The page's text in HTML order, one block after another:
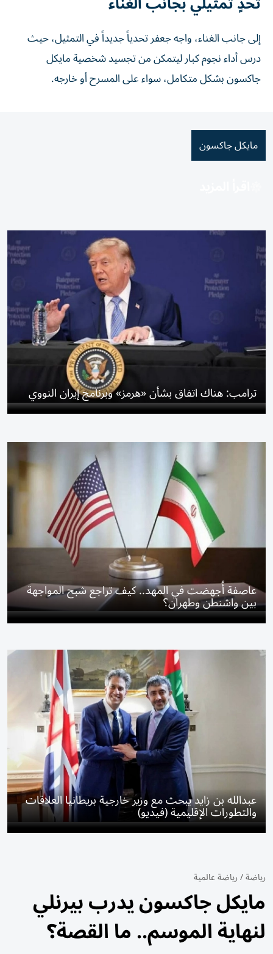
إلى جانب الغناء، واجه جعفر تحدياً جديداً في التمثيل، حيث
درس أداء نجوم كبار ليتمكن من تجسيد شخصية مايكل
جاكسون بشكل متكامل، سواء على المسرح أو خارجه.
مايكل جاكسون
ترامب: هناك اتفاق بشأن «هرمز» وبرنامج إيران النووي
عاصفة أُجهضت في المهد.. كيف تراجع شبح المواجهة
بين واشنطن وطهران؟
عبدالله بن زايد يبحث مع وزير خارجية بريطانيا العلاقات
والتطورات الإقليمية (فيديو)
رياضة/رياضة عالمية
مايكل جاكسون يدرب بيرنلي
لنهاية الموسم.. ما القصة؟